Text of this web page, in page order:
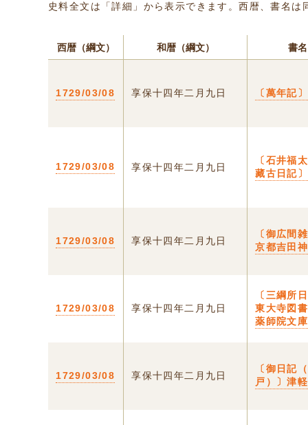
史料全文は「詳細」から表示できます。西暦、書名
西暦（綱文） 和暦（綱文） 書名
1729/03/08 享保十四年二月九日 〔萬年記〕
1729/03/08 享保十四年二月九日
〔石井福
藏古日記〕
1729/03/08 享保十四年二月九日
〔御広間
京都吉田
1729/03/08 享保十四年二月九日
〔三綱所
東大寺図
薬師院文庫
1729/03/08 享保十四年二月九日
〔御日記
戸）〕津